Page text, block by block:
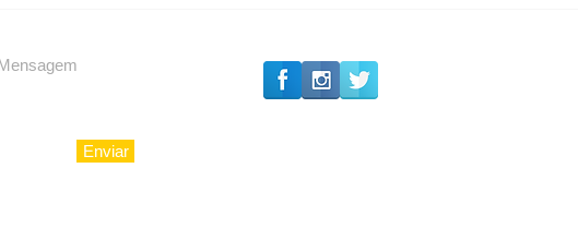
Enviar